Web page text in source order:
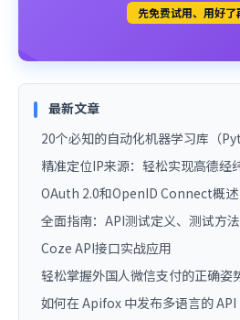
先免费试用、用好
最新文章
20个必知的自动化机器学习库（
精准定位IP来源：轻松实现高德经
OAuth 2.0和OpenID Connect概述
全面指南：API测试定义、测试方
Coze API接口实战应用
轻松掌握外国人微信支付的正确姿
如何在 Apifox 中发布多语言的 API